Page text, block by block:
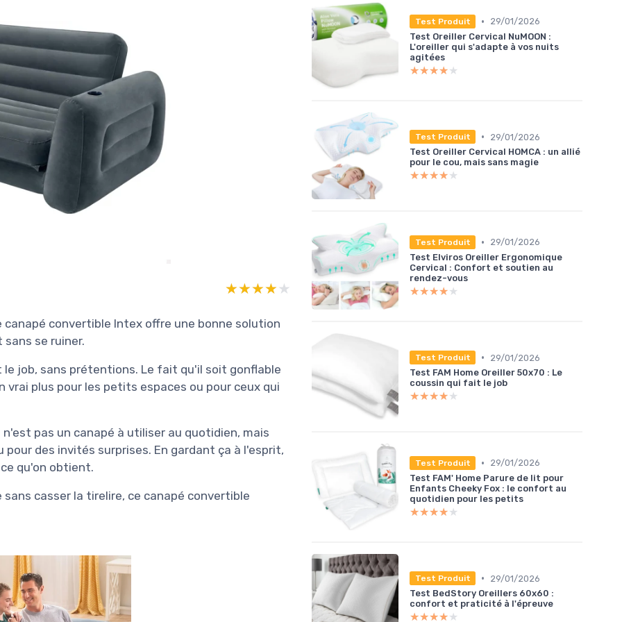
★★★★★
★★★★★
convertible Intex offre une bonne solution
se ruiner.
job, sans prétentions. Le fait qu'il soit gonflable
plus pour les petits espaces ou pour ceux qui
pas un canapé à utiliser au quotidien, mais
des invités surprises. En gardant ça à l'esprit,
qu'on obtient.
casser la tirelire, ce canapé convertible
Test Produit •
29/01/2026
Test Oreiller Cervical NuMOON :
L'oreiller qui s'adapte à vos nuits
agitées
★★★★★
★★★★★
Test Produit •
29/01/2026
Test Oreiller Cervical HOMCA : un allié
pour le cou, mais sans magie
★★★★★
★★★★★
Test Produit •
29/01/2026
Test Elviros Oreiller Ergonomique
Cervical : Confort et soutien au
rendez-vous
★★★★★
★★★★★
Test Produit •
29/01/2026
Test FAM Home Oreiller 50x70 : Le
coussin qui fait le job
★★★★★
★★★★★
Test Produit •
29/01/2026
Test FAM' Home Parure de lit pour
Enfants Cheeky Fox : le confort au
quotidien pour les petits
★★★★★
★★★★★
Test Produit •
29/01/2026
Test BedStory Oreillers 60x60 :
confort et praticité à l'épreuve
★★★★★
★★★★★